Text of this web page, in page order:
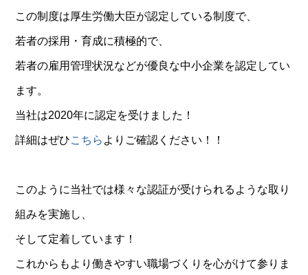
この制度は厚生労働大臣が認定している制度で、
若者の採用・育成に積極的で、
若者の雇用管理状況などが優良な中小企業を認定してい
ます。
当社は2020年に認定を受けました！
詳細はぜひこちら よりご確認ください！！
このように当社では様々な認証が受けられるような取り
組みを実施し、
そして定着しています！
これからもより働きやすい職場づくりを心がけて参りま